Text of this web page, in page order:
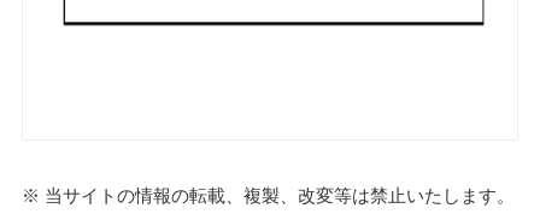
※ 当サイトの情報の転載、複製、改変等は禁止いたします。